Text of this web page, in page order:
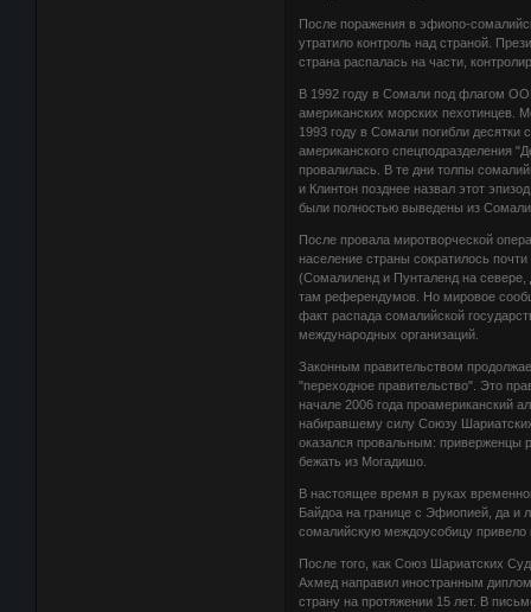
После поражения в эфиопо-
утратило контроль над страной.
страна распалась на части,
В 1992 году в Сомали под флагом
американских морских пехотинцев.
1993 году в Сомали погибли
американского спецподразделения
провалилась. В те дни толпы
и Клинтон позднее назвал этот
были полностью выведены из
После провала миротворческой
население страны сократилось
(Сомалиленд и Пунталенд на севере,
там референдумов. Но мировое
факт распада сомалийской
международных организаций.
Законным правительством
"переходное правительство". Это
начале 2006 года проамериканский
набиравшему силу Союзу
оказался провальным: приверженцы
бежать из Могадишо.
В настоящее время в руках
Байдоа на границе с Эфиопией, да и
сомалийскую междоусобицу
После того, как Союз Шариатских
Ахмед направил иностранным
страну на протяжении 15 лет. В